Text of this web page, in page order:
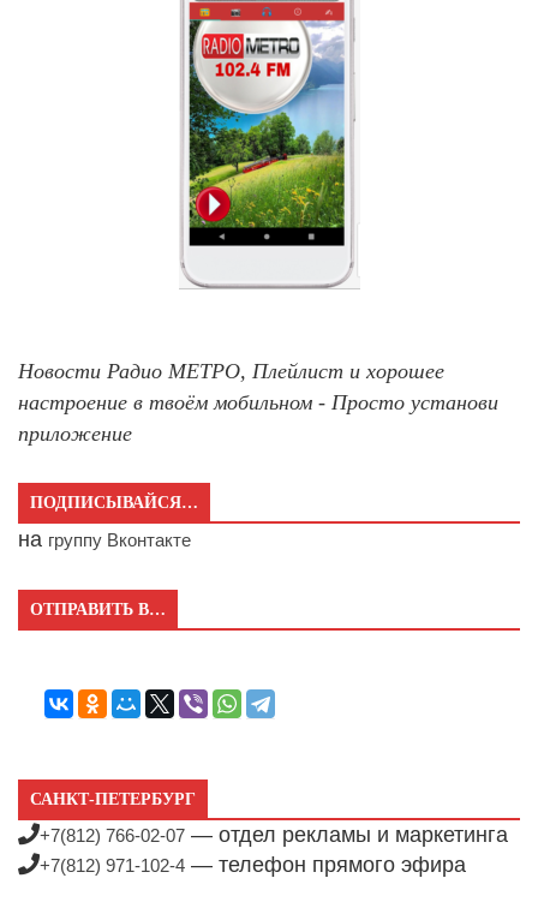
Новости Радио МЕТРО, Плейлист и хорошее
настроение в твоём мобильном - Просто установи
приложение
ПОДПИСЫВАЙСЯ…
на группу Вконтакте
ОТПРАВИТЬ В…
САНКТ-ПЕТЕРБУРГ
+7(812) 766-02-07 — отдел рекламы и маркетинга
+7(812) 971-102-4 — телефон прямого эфира